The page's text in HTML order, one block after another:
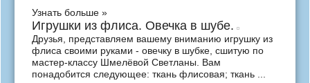
Узнать больше »
Игрушки из флиса. Овечка в шубе.
Друзья, представляем вашему вниманию игрушку из
флиса своими руками - овечку в шубке, сшитую по
мастер-классу Шмелёвой Светланы. Вам
понадобится следующее: ткань флисовая; ткань ...